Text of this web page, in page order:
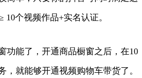
10个视频作品+实名认证。
功能了，开通商品橱窗之后，在10
，就能够开通视频购物车带货了。